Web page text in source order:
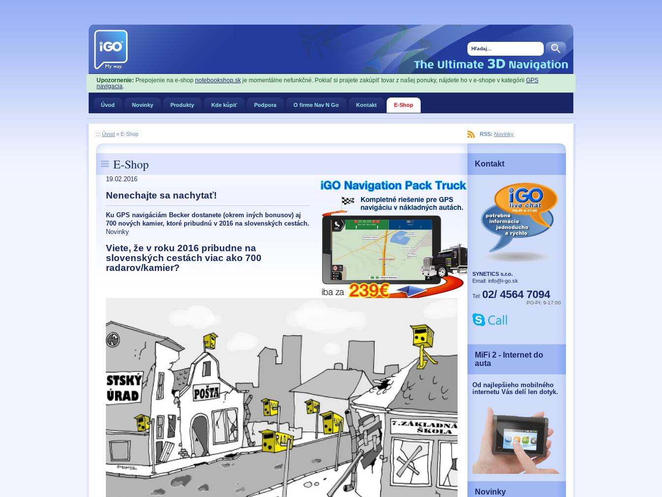
Upozornenie: Prepojenie na e-shop notebookshop.sk je momentálne nefunkčné. Pokiaľ si prajete zakúpiť tovar z našej ponuky, nájdete ho v e-shope v kategórii GPS
navigacia.
Úvod Novinky Produkty Kde kúpiť Podpora O firme Nav N Go Kontakt E-Shop
RSS: Novinky
::: Úvod » E-Shop
E-Shop
19.02.2016
Nenechajte sa nachytať!
Ku GPS navigáciám Becker dostanete (okrem iných bonusov) aj
700 nových kamier, ktoré pribudnú v 2016 na slovenských cestách.
Novinky
Viete, že v roku 2016 pribudne na
slovenských cestách viac ako 700
radarov/kamier?
Kontakt
SYNETICS s.r.o.
Email: info@i-go.sk
Tel: 02/ 4564 7094
PO-PI: 9-17:00
MiFi 2 - Internet do
auta
Od najlepšieho mobilného
internetu Vás delí len dotyk.
Novinky